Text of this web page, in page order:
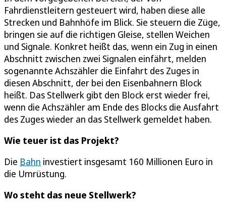
Fahrdienstleitern gesteuert wird, haben diese alle
Strecken und Bahnhöfe im Blick. Sie steuern die Züge,
bringen sie auf die richtigen Gleise, stellen Weichen
und Signale. Konkret heißt das, wenn ein Zug in einen
Abschnitt zwischen zwei Signalen einfährt, melden
sogenannte Achszähler die Einfahrt des Zuges in
diesen Abschnitt, der bei den Eisenbahnern Block
heißt. Das Stellwerk gibt den Block erst wieder frei,
wenn die Achszähler am Ende des Blocks die Ausfahrt
des Zuges wieder an das Stellwerk gemeldet haben.
Wie teuer ist das Projekt?
Die Bahn investiert insgesamt 160 Millionen Euro in
die Umrüstung.
Wo steht das neue Stellwerk?